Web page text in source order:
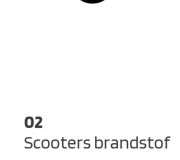
02
Scooters brandstof